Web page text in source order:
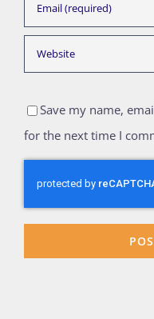
Save my name,
for the next time I